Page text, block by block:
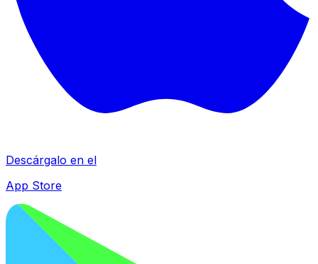
Descárgalo en el
App Store